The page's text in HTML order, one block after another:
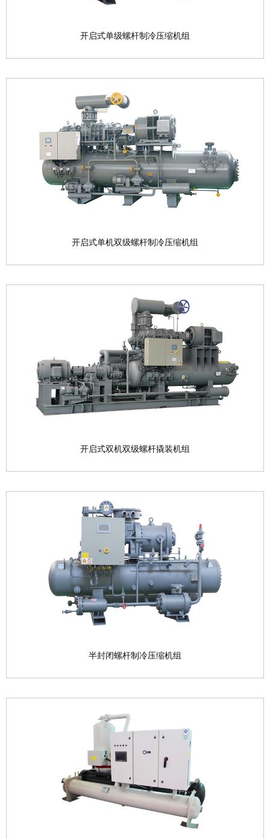
开启式单级螺杆制冷压缩机组
开启式单级螺杆制冷压缩机组
产品型号：LG12M—LG50L系列 结合不同导程共20
余个...
查看产品 
开启式单机双级螺杆制冷压缩机组
开启式单机双级螺杆制冷压缩机组
产品型号：LG1612MM—LG3225LS系列 压缩工
质：...
查看产品 
开启式双机双级螺杆撬装机组
开启式双机双级螺杆撬装机组
产品型号：LG16M12M—LG40M32M系列 压缩工
质：...
查看产品 
半封闭螺杆制冷压缩机组
半封闭螺杆制冷压缩机组
产品型号：BF16S—BF20L系列 适用工质：
R507、...
查看产品 